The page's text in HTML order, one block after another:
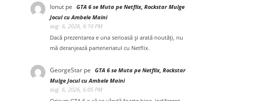
Ionut pe GTA 6 se Muta pe Netflix, Rockstar Mulge
Jocul cu Ambele Maini
aug. 6, 2026, 6:10 PM
Dacă prezentarea e una serioasă și arată noutăți, nu
mă deranjează parteneriatul cu Netflix.
GeorgeStar pe GTA 6 se Muta pe Netflix, Rockstar
Mulge Jocul cu Ambele Maini
aug. 6, 2026, 6:05 PM